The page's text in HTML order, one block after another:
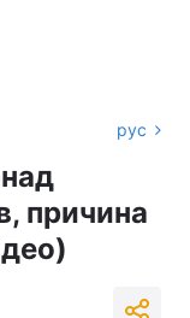
рус
причина